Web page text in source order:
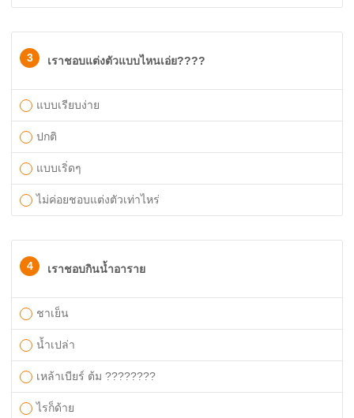
3 เราชอบแต่งตัวแบบไหนเอ่ย????
แบบเรียบง่าย
ปกติ
แบบเริ่ดๆ
ไม่ค่อยชอบแต่งตัวเท่าไหร่
4 เราชอบกินน้ำอาราย
ชาเย็น
นํ้าเปล่า
เหล้าเบียร์ ต้ม ????????
ไรก็ด้าย